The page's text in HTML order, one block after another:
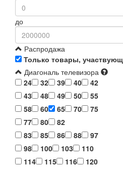
до
Распродажа
Только товары,
Диагональ телевизора
24
32 39 40
42
43
48 49 50
55
58
60 65 70
75
77
80
82
83
85 86 88
97
98
100 103
110
114
115 116
120